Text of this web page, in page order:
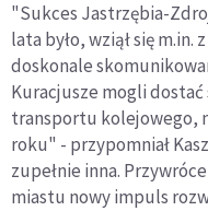
"Sukces Jastrzębia-
lata było, wziął się m.in.
doskonale
Kuracjusze mogli
transportu kolejowego,
roku" - przypomniał
zupełnie inna.
miastu nowy impuls